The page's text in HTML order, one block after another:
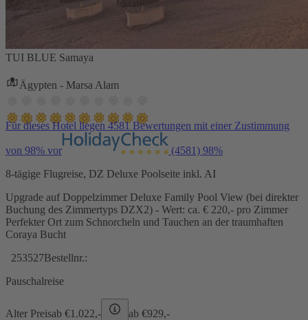
TUI BLUE Samaya
Ägypten - Marsa Alam
Für dieses Hotel liegen 4581 Bewertungen mit einer Zustimmung
von 98% vor (4581) 98%
8-tägige Flugreise, DZ Deluxe Poolseite inkl. AI
Upgrade auf Doppelzimmer Deluxe Family Pool View (bei direkter
Buchung des Zimmertyps DZX2) - Wert: ca. € 220,- pro Zimmer
Perfekter Ort zum Schnorcheln und Tauchen an der traumhaften
Coraya Bucht
253527Bestellnr.:
Pauschalreise
Alter Preisab €1.022,- ab €929,-